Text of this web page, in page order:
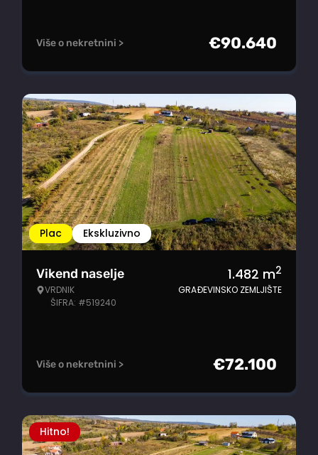
Više o nekretnini > €90.640
Plac Ekskluzivno
Vikend naselje
VRDNIK
ŠIFRA: #519240
1.482 m2
GRAĐEVINSKO ZEMLJIŠTE
Više o nekretnini > €72.100
Hitno!